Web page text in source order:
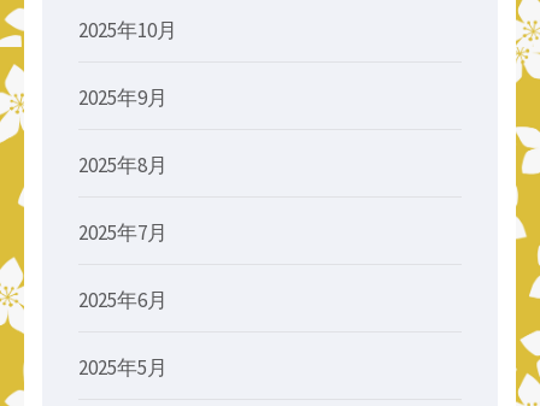
2025年10月
2025年9月
2025年8月
2025年7月
2025年6月
2025年5月